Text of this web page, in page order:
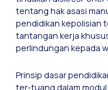
tentang hak asasi
pendidikan kepolisian
tantangan kerja
perlindungan kepada
Prinsip dasar
ter-tuang dalam